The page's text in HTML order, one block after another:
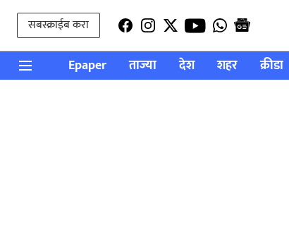
सबस्क्राईब करा
Epaper ताज्या देश शहर क्रीडा